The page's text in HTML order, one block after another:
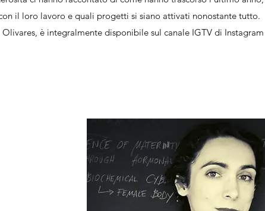
il loro lavoro e quali progetti si siano attivati nonostante tutto.
è integralmente disponibile sul canale IGTV di